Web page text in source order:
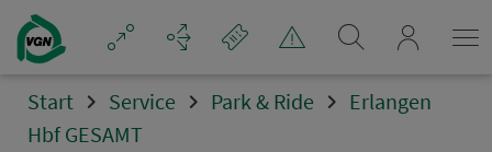
Start
Service Park & Ride
Erlangen
Hbf GESAMT